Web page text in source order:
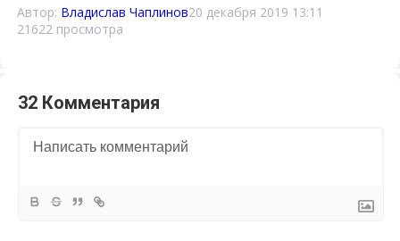
Автор: Владислав Чаплинов20 декабря 2019 13:11
21622 просмотра
32 Комментария